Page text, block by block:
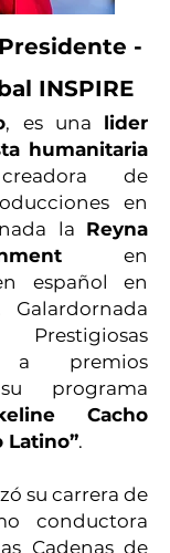
-
INSPIRE
, es una lider
humanitaria
de
en
la Reyna
en
español en
Galardornada
a premios
programa
Cacho
Latino”.
su carrera de
conductora
Cadenas de